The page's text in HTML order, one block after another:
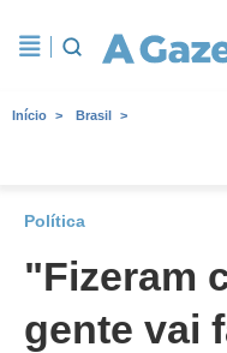
Início Brasil
Política
"Fizeram
gente vai